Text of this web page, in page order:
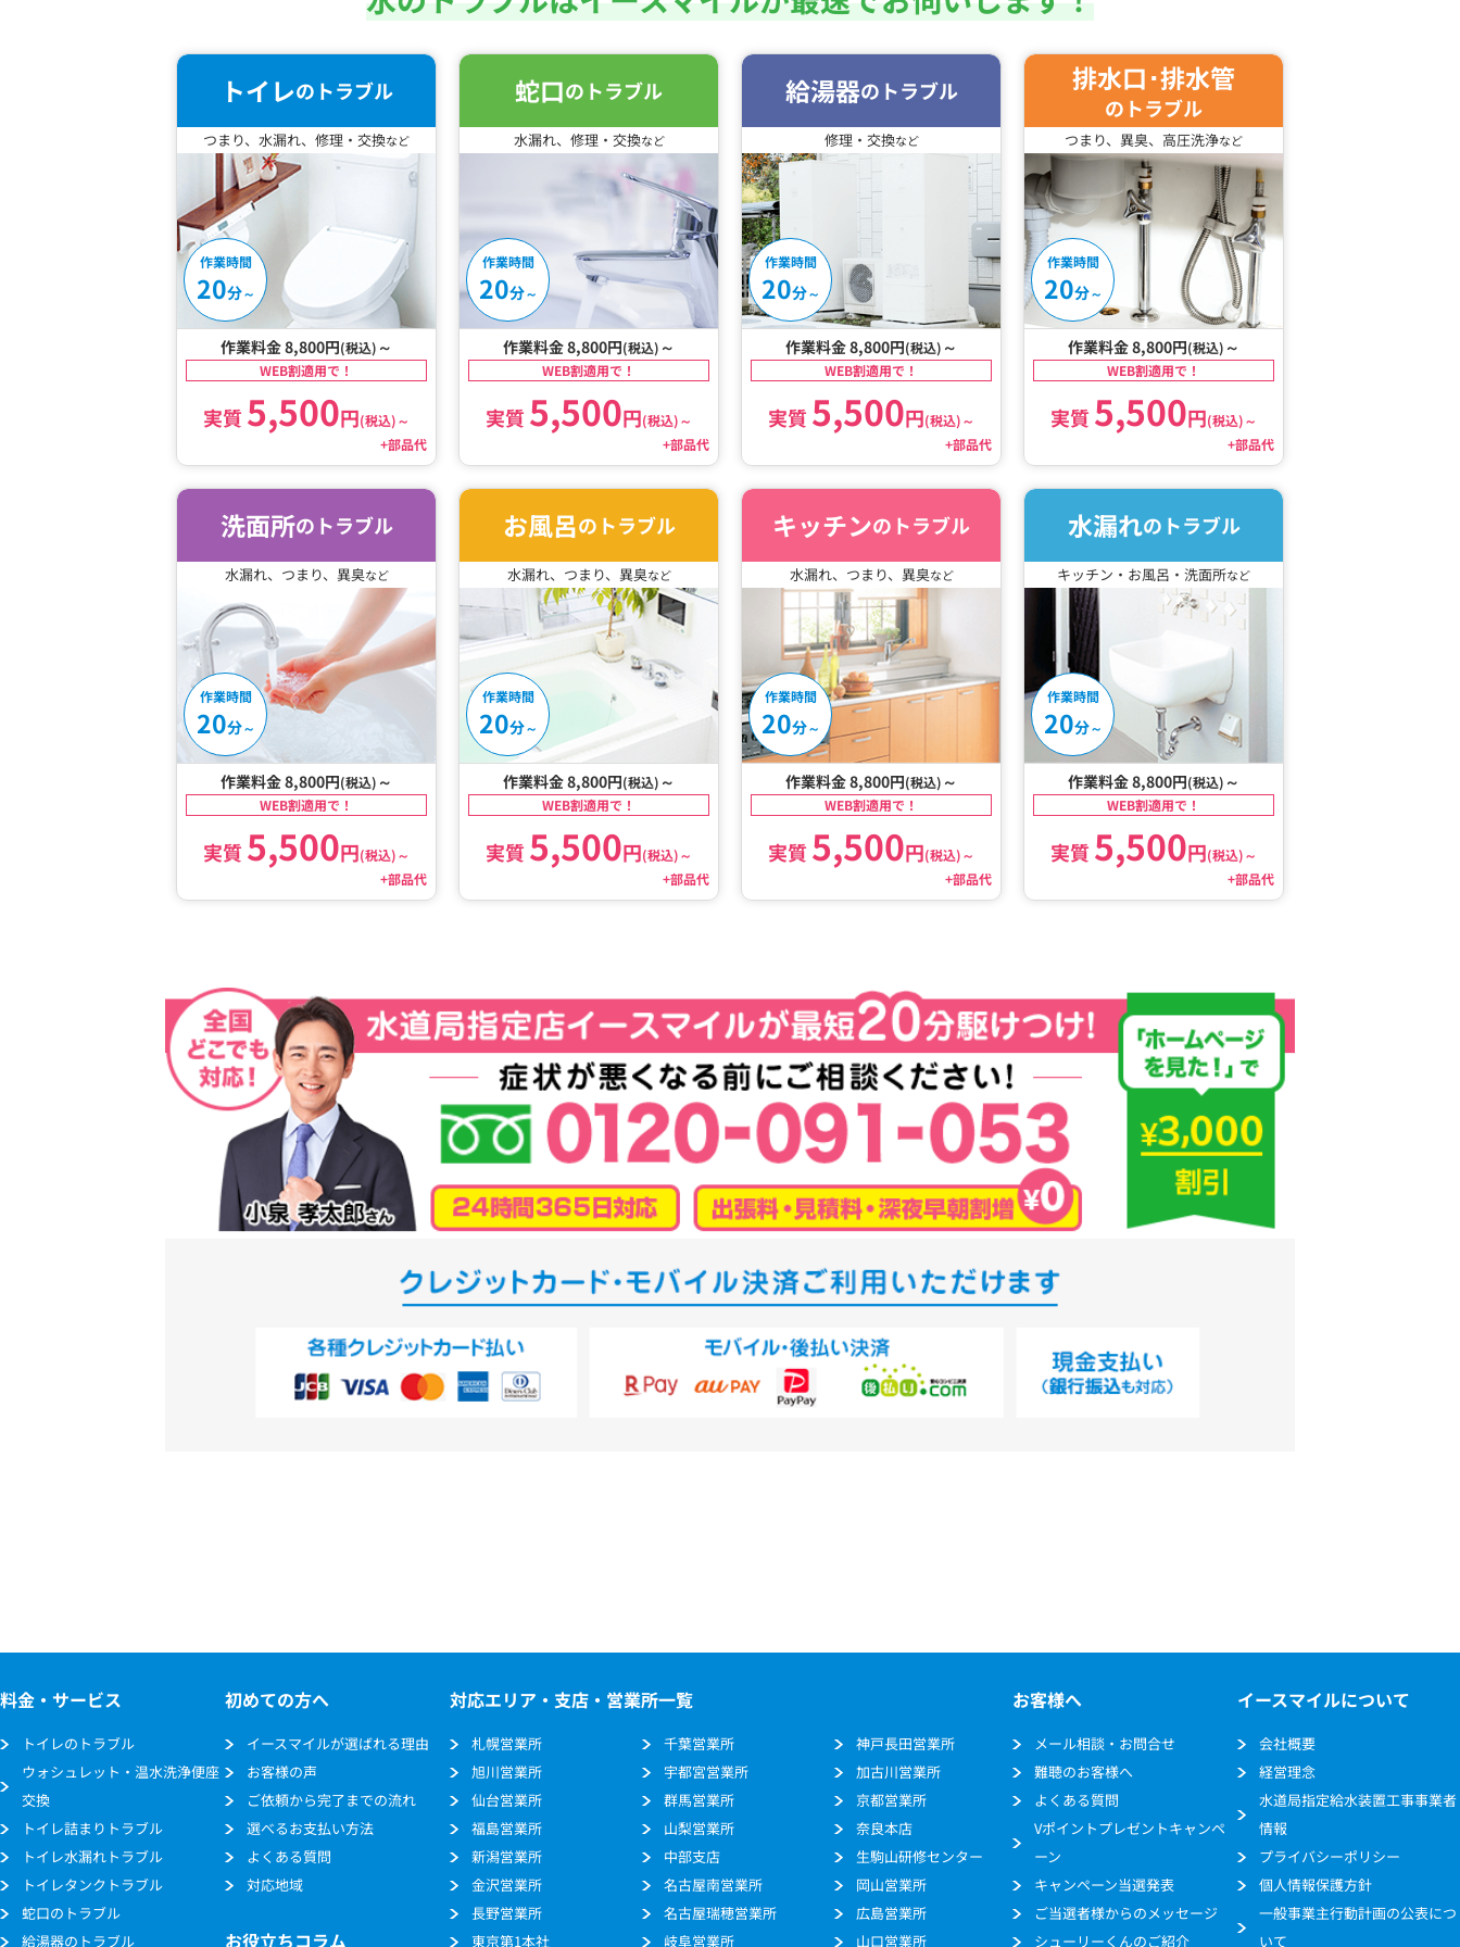
トイレのトラブル
つまり、水漏れ、修理・交換など
作業時間
20分～
作業料金 8,800円(税込) ～
WEB割適用で！
実質 5,500円(税込)～
+部品代
蛇口のトラブル
水漏れ、修理・交換など
作業時間
20分～
作業料金 8,800円(税込) ～
WEB割適用で！
実質 5,500円(税込)～
+部品代
給湯器のトラブル
修理・交換など
作業時間
20分～
作業料金 8,800円(税込) ～
WEB割適用で！
実質 5,500円(税込)～
+部品代
排水口･排水管
のトラブル
つまり、異臭、高圧洗浄など
作業時間
20分～
作業料金 8,800円(税込) ～
WEB割適用で！
実質 5,500円(税込)～
+部品代
洗面所のトラブル
水漏れ、つまり、異臭など
作業時間
20分～
作業料金 8,800円(税込) ～
WEB割適用で！
実質 5,500円(税込)～
+部品代
お風呂のトラブル
水漏れ、つまり、異臭など
作業時間
20分～
作業料金 8,800円(税込) ～
WEB割適用で！
実質 5,500円(税込)～
+部品代
キッチンのトラブル
水漏れ、つまり、異臭など
作業時間
20分～
作業料金 8,800円(税込) ～
WEB割適用で！
実質 5,500円(税込)～
+部品代
水漏れのトラブル
キッチン・お風呂・洗面所など
作業時間
20分～
作業料金 8,800円(税込) ～
WEB割適用で！
実質 5,500円(税込)～
+部品代
料金・サービス
トイレのトラブル
ウォシュレット・温水洗浄便座
交換
トイレ詰まりトラブル
トイレ水漏れトラブル
トイレタンクトラブル
蛇口のトラブル
給湯器のトラブル
初めての方へ
イースマイルが選ばれる理由
お客様の声
ご依頼から完了までの流れ
選べるお支払い方法
よくある質問
対応地域
お役立ちコラム
対応エリア・支店・営業所一覧
札幌営業所
旭川営業所
仙台営業所
福島営業所
新潟営業所
金沢営業所
長野営業所
東京第1本社
千葉営業所
宇都宮営業所
群馬営業所
山梨営業所
中部支店
名古屋南営業所
名古屋瑞穂営業所
岐阜営業所
神戸長田営業所
加古川営業所
京都営業所
奈良本店
生駒山研修センター
岡山営業所
広島営業所
山口営業所
お客様へ
メール相談・お問合せ
難聴のお客様へ
よくある質問
Vポイントプレゼントキャンペ
ーン
キャンペーン当選発表
ご当選者様からのメッセージ
シューリーくんのご紹介
イースマイルについて
会社概要
経営理念
水道局指定給水装置工事事業者
情報
プライバシーポリシー
個人情報保護方針
一般事業主行動計画の公表につ
いて